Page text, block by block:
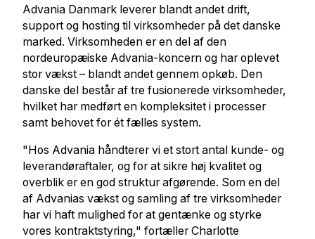
Advania Danmark leverer blandt andet drift,
support og hosting til virksomheder på det danske
marked. Virksomheden er en del af den
nordeuropæiske Advania-koncern og har oplevet
stor vækst – blandt andet gennem opkøb. Den
danske del består af tre fusionerede virksomheder,
hvilket har medført en kompleksitet i processer
samt behovet for ét fælles system.
"Hos Advania håndterer vi et stort antal kunde- og
leverandøraftaler, og for at sikre høj kvalitet og
overblik er en god struktur afgørende. Som en del
af Advanias vækst og samling af tre virksomheder
har vi haft mulighed for at gentænke og styrke
vores kontraktstyring," fortæller Charlotte